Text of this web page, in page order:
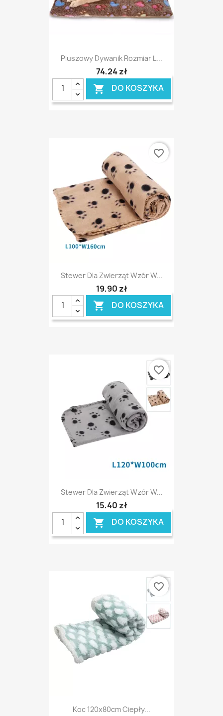
Pluszowy Dywanik Rozmiar L...
74,24 zł
 DO KOSZYKA
Stewer Dla Zwierząt Wzór W...
19,90 zł
 DO KOSZYKA
favorite_border
Stewer Dla Zwierząt Wzór W...
15,40 zł
 DO KOSZYKA
favorite_border
Koc 120x80cm Ciepły...
favorite_border